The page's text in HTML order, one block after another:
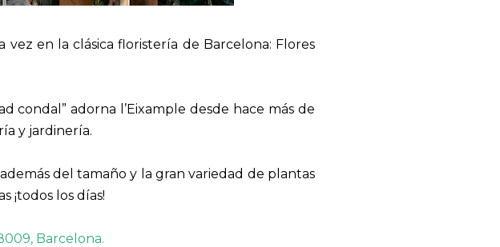
en la clásica floristería de Barcelona: Flores
condal” adorna l’Eixample desde hace más de
y jardinería. ⠀
del tamaño y la gran variedad de plantas
¡todos los días!
Barcelona.